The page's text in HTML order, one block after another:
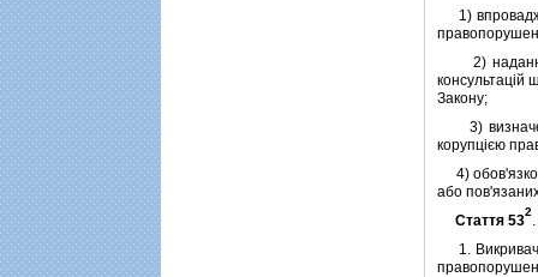
1)
2) надання
консультацiй
Закону;
3)
корупцiєю
4)
або
Стаття 53
2
1. Викривач